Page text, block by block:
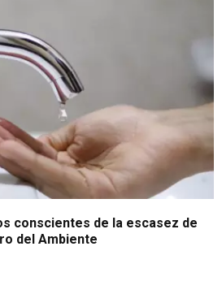
conscientes de la escasez de
del Ambiente